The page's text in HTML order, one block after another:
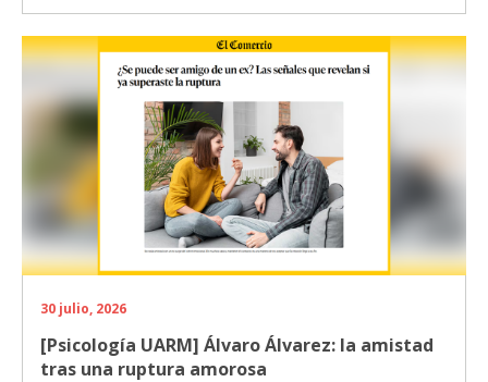
30 julio, 2026
[Psicología UARM] Álvaro Álvarez: la amistad
tras una ruptura amorosa